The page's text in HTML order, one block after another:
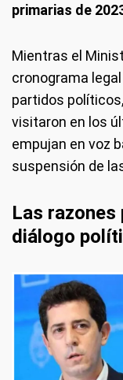
primarias de
Mientras el
cronograma
partidos
visitaron en los
empujan en voz
suspensión de
Las razones
diálogo